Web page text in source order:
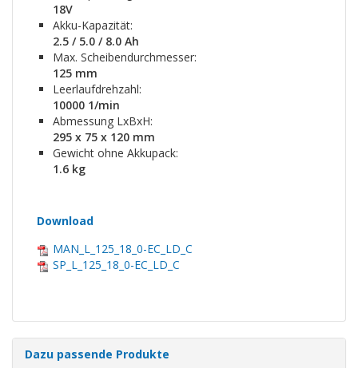
18V
Akku-Kapazität:
2.5 / 5.0 / 8.0 Ah
Max. Scheibendurchmesser:
125 mm
Leerlaufdrehzahl:
10000 1/min
Abmessung LxBxH:
295 x 75 x 120 mm
Gewicht ohne Akkupack:
1.6 kg
Download
MAN_L_125_18_0-EC_LD_C
SP_L_125_18_0-EC_LD_C
Dazu passende Produkte